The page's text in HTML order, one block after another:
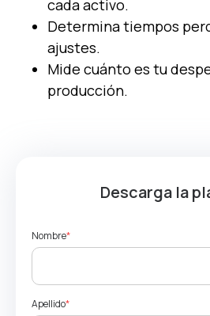
cada activo.
Determina tiempos
ajustes.
Mide cuánto es tu
producción.
Descarga la
Nombre*
Apellido*